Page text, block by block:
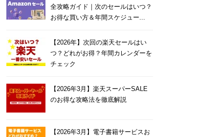
全攻略ガイド｜次のセールはいつ？
お得な買い方＆年間スケジュー...
【2026年】次回の楽天セールはい
つ？どれがお得？年間カレンダーを
チェック
【2026年3月】楽天スーパーSALE
のお得な攻略法を徹底解説
【2026年3月】電子書籍サービスお